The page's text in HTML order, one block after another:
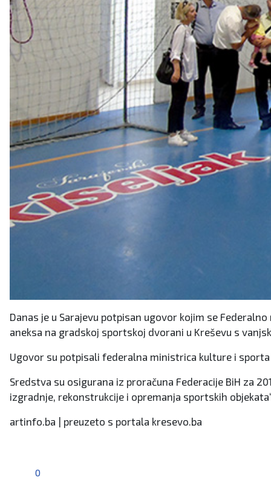
Danas je u Sarajevu potpisan ugovor kojim se
aneksa na gradskoj sportskoj dvorani u Kreševu s
Ugovor su potpisali federalna ministrica kulture i sporta
Sredstva su osigurana iz proračuna Federacije BiH za
izgradnje, rekonstrukcije i opremanja sportskih
artinfo.ba | preuzeto s portala kresevo.ba
0